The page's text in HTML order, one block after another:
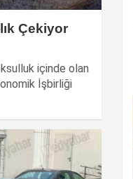
Çekiyor
içinde olan
İşbirliği